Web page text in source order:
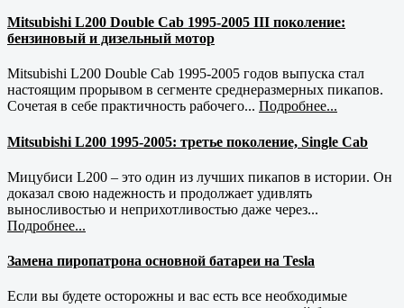
Mitsubishi L200 Double Cab 1995-2005 III поколение:
бензиновый и дизельный мотор
Mitsubishi L200 Double Cab 1995-2005 годов выпуска стал
настоящим прорывом в сегменте среднеразмерных пикапов.
Сочетая в себе практичность рабочего... Подробнее...
Mitsubishi L200 1995-2005: третье поколение, Single Cab
Мицубиси L200 – это один из лучших пикапов в истории. Он
доказал свою надежность и продолжает удивлять
выносливостью и неприхотливостью даже через...
Подробнее...
Замена пиропатрона основной батареи на Tesla
Если вы будете осторожны и вас есть все необходимые